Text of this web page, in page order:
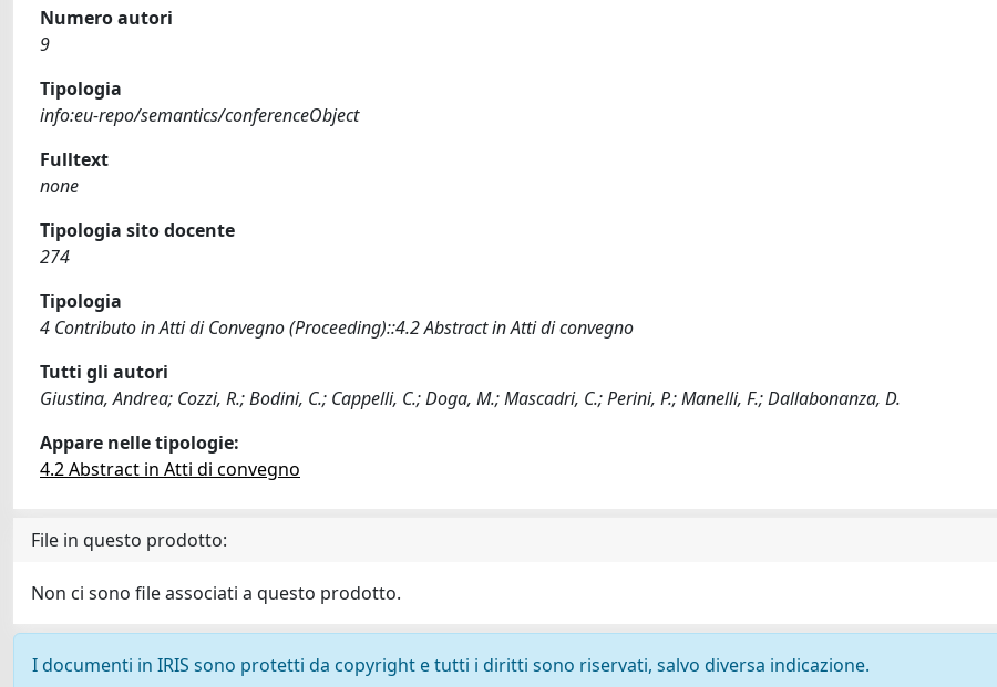
Numero autori
9
Tipologia
info:eu-repo/semantics/conferenceObject
Fulltext
none
Tipologia sito docente
274
Tipologia
4 Contributo in Atti di Convegno (Proceeding)::4.2 Abstract in Atti di convegno
Tutti gli autori
Giustina, Andrea; Cozzi, R.; Bodini, C.; Cappelli, C.; Doga, M.; Mascadri, C.; Perini, P.; Manelli, F.; Dallabonanza, D.
Appare nelle tipologie:
4.2 Abstract in Atti di convegno
File in questo prodotto:
Non ci sono file associati a questo prodotto.
I documenti in IRIS sono protetti da copyright e tutti i diritti sono riservati, salvo diversa indicazione.